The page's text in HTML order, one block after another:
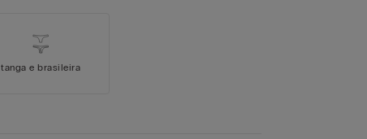
tanga e brasileira